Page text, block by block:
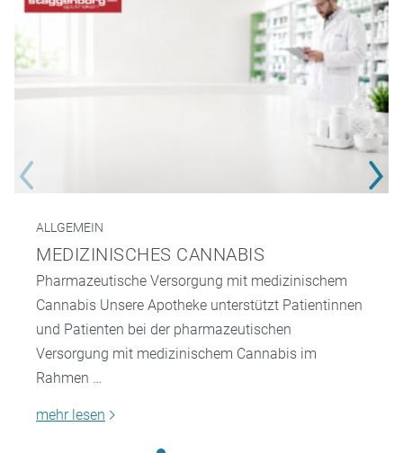
ALLGEMEIN
MEDIZINISCHES CANNABIS
Pharmazeutische Versorgung mit medizinischem
Cannabis Unsere Apotheke unterstützt Patientinnen
und Patienten bei der pharmazeutischen
Versorgung mit medizinischem Cannabis im
Rahmen …
mehr lesen